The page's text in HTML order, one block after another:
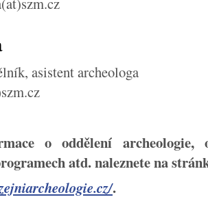
asistent archeologa
o oddělení archeologie,
atd. naleznete na
.